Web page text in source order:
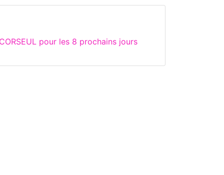
pour les 8 prochains jours